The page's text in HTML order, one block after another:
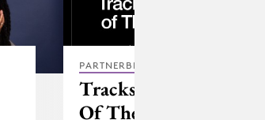
PARTNERBIJDRAGE
Tracks & Sync
Of The Month